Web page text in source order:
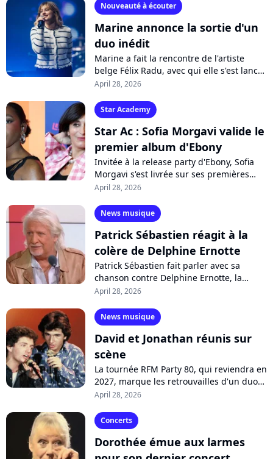
Nouveauté à écouter
Marine annonce la sortie d'un
duo inédit
Marine a fait la rencontre de l'artiste
belge Félix Radu, avec qui elle s'est lancé
un défi en créant la chanson "On m'avait
April 28, 2026
Star Academy
Star Ac : Sofia Morgavi valide le
premier album d'Ebony
Invitée à la release party d'Ebony, Sofia
Morgavi s'est livrée sur ses premières
impressions. Fan de son ancienne élève
April 28, 2026
News musique
Patrick Sébastien réagit à la
colère de Delphine Ernotte
Patrick Sébastien fait parler avec sa
chanson contre Delphine Ernotte, la
patronne de France Télévisions. Si cette
April 28, 2026
News musique
David et Jonathan réunis sur
scène
La tournée RFM Party 80, qui reviendra en
2027, marque les retrouvailles d'un duo
culte des années 80 : David et Jonathan !
April 28, 2026
Concerts
Dorothée émue aux larmes